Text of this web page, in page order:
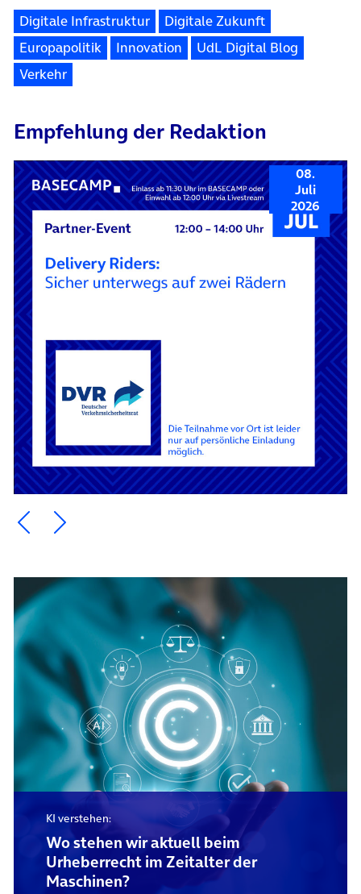
Digitale Infrastruktur
Digitale Zukunft
Europapolitik
Innovation
UdL Digital Blog
Verkehr
Empfehlung der Redaktion
08.
Juli
2026
Ein Element zurück blättern
Ein Element weiter blättern
KI verstehen:
Wo stehen wir aktuell beim
Urheberrecht im Zeitalter der
Maschinen?